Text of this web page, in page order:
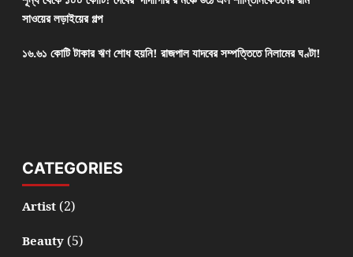
সাওয়ের লড়াইয়ের গল্প
১৬.৬১ কোটি টাকার ঋণ শোধ হয়নি! রাজপাল যাদবের সম্পত্তিতে নিলামের ঘণ্টা!
CATEGORIES
Artist(2)
Beauty(5)